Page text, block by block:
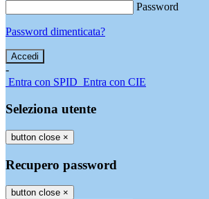
Password
Password dimenticata?
-
Entra con SPID Entra con CIE
Seleziona utente
button close ×
Recupero password
button close ×